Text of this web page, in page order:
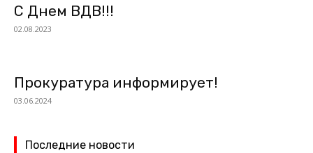
С Днем ВДВ!!!
02.08.2023
Прокуратура информирует!
03.06.2024
Последние новости